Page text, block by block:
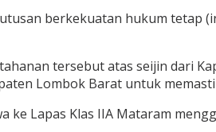
berkekuatan hukum tetap
tersebut atas seijin dari
Lombok Barat untuk
ke Lapas Klas IIA Mataram